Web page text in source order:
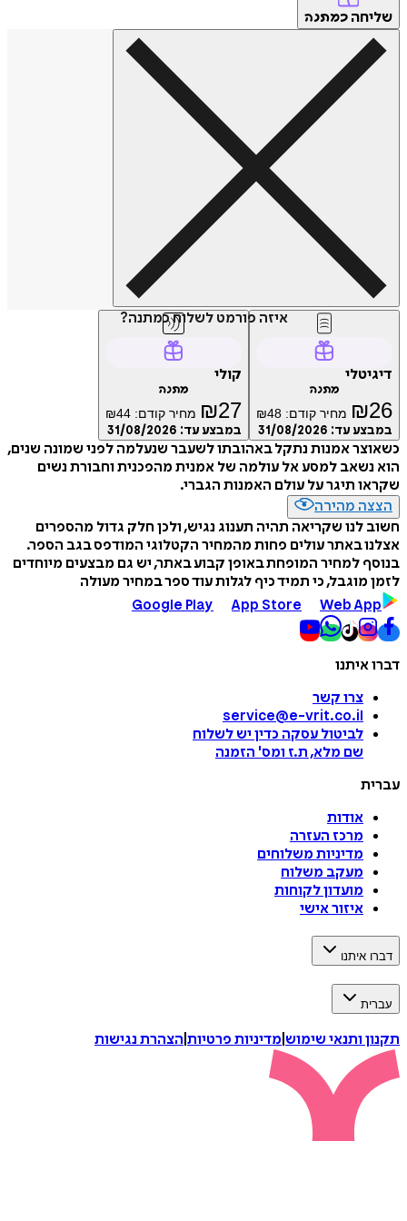
שליחה כמתנה
איזה פורמט לשלוח כמתנה?
דיגיטלי
מתנה
₪26 מחיר קודם: ₪48
במבצע עד: 31/08/2026
קולי
מתנה
₪27 מחיר קודם: ₪44
במבצע עד: 31/08/2026
כשאוצר אמנות נתקל באהובתו לשעבר שנעלמה לפני שמונה שנים,
הוא נשאב למסע אל עולמה של אמנית מהפכנית וחבורת נשים
שקראו תיגר על עולם האמנות הגברי.
הצצה מהירה
חשוב לנו שקריאה תהיה תענוג נגיש, ולכן חלק גדול מהספרים
אצלנו באתר עולים פחות מהמחיר הקטלוגי המודפס בגב הספר.
בנוסף למחיר המופחת באופן קבוע באתר, יש גם מבצעים מיוחדים
לזמן מוגבל, כי תמיד כיף לגלות עוד ספר במחיר מעולה
Google Play
App Store Web App
דברו איתנו
צרו קשר
service@e-vrit.co.il
לביטול עסקה כדין יש לשלוח
שם מלא, ת.ז ומס' הזמנה
עברית
אודות
מרכז העזרה
מדיניות משלוחים
מעקב משלוח
מועדון לקוחות
איזור אישי
דברו איתנו
עברית
תקנון ותנאי שימוש מדיניות פרטיות הצהרת נגישות